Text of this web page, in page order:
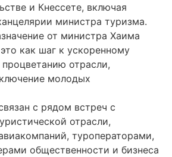
и Кнессете, включая
министра туризма.
от министра Хаима
как шаг к ускоренному
отрасли,
молодых
с рядом встреч с
отрасли,
туроператорами,
общественности и бизнеса